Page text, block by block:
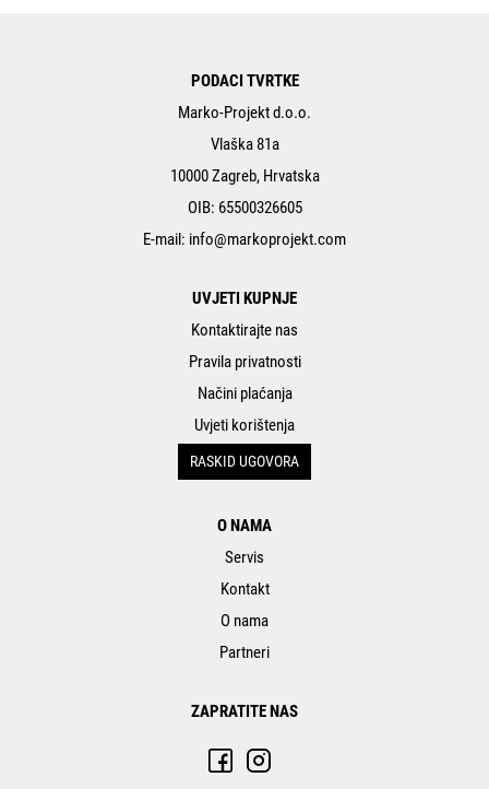
PODACI TVRTKE
Marko-Projekt d.o.o.
Vlaška 81a
10000 Zagreb, Hrvatska
OIB: 65500326605
E-mail: info@markoprojekt.com
UVJETI KUPNJE
Kontaktirajte nas
Pravila privatnosti
Načini plaćanja
Uvjeti korištenja
RASKID UGOVORA
O NAMA
Servis
Kontakt
O nama
Partneri
ZAPRATITE NAS